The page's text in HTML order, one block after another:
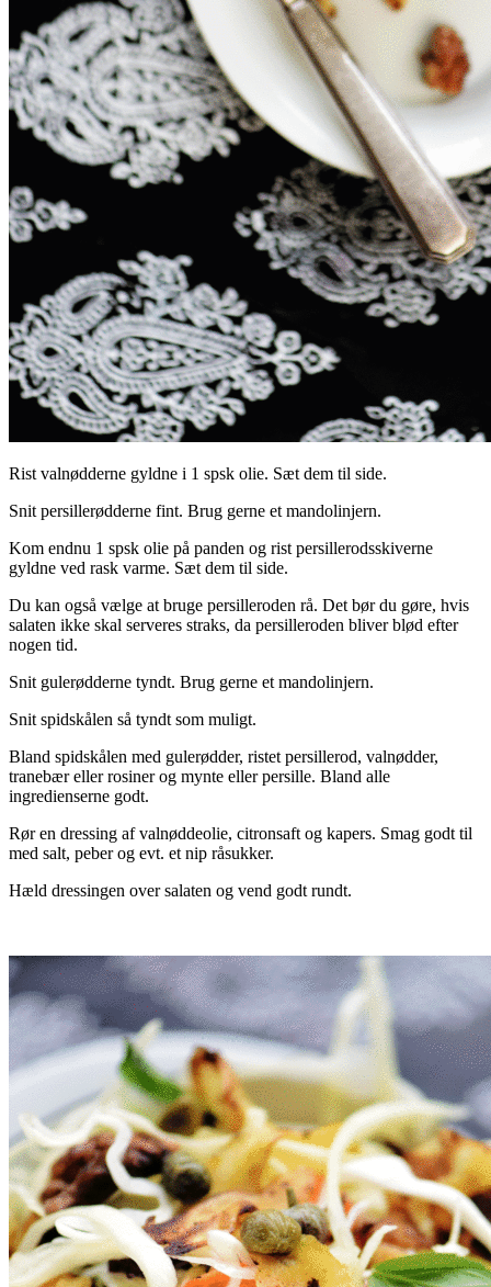
Rist valnødderne gyldne i 1 spsk olie. Sæt dem til side.
Snit persillerødderne fint. Brug gerne et mandolinjern.
Kom endnu 1 spsk olie på panden og rist persillerodsskiverne
gyldne ved rask varme. Sæt dem til side.
Du kan også vælge at bruge persilleroden rå. Det bør du gøre, hvis
salaten ikke skal serveres straks, da persilleroden bliver blød efter
nogen tid.
Snit gulerødderne tyndt. Brug gerne et mandolinjern.
Snit spidskålen så tyndt som muligt.
Bland spidskålen med gulerødder, ristet persillerod, valnødder,
tranebær eller rosiner og mynte eller persille. Bland alle
ingredienserne godt.
Rør en dressing af valnøddeolie, citronsaft og kapers. Smag godt til
med salt, peber og evt. et nip råsukker.
Hæld dressingen over salaten og vend godt rundt.